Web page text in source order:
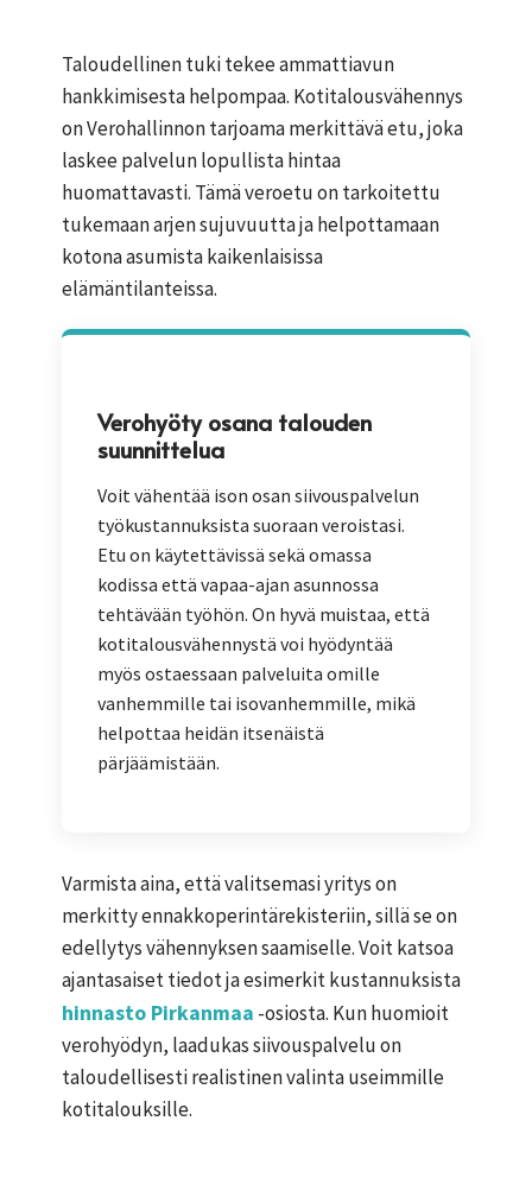
Taloudellinen tuki tekee ammattiavun
hankkimisesta helpompaa. Kotitalousvähennys
on Verohallinnon tarjoama merkittävä etu, joka
laskee palvelun lopullista hintaa
huomattavasti. Tämä veroetu on tarkoitettu
tukemaan arjen sujuvuutta ja helpottamaan
kotona asumista kaikenlaisissa
elämäntilanteissa.
Verohyöty osana talouden
suunnittelua
Voit vähentää ison osan siivouspalvelun
työkustannuksista suoraan veroistasi.
Etu on käytettävissä sekä omassa
kodissa että vapaa-ajan asunnossa
tehtävään työhön. On hyvä muistaa, että
kotitalousvähennystä voi hyödyntää
myös ostaessaan palveluita omille
vanhemmille tai isovanhemmille, mikä
helpottaa heidän itsenäistä
pärjäämistään.
Varmista aina, että valitsemasi yritys on
merkitty ennakkoperintärekisteriin, sillä se on
edellytys vähennyksen saamiselle. Voit katsoa
ajantasaiset tiedot ja esimerkit kustannuksista
hinnasto Pirkanmaa -osiosta. Kun huomioit
verohyödyn, laadukas siivouspalvelu on
taloudellisesti realistinen valinta useimmille
kotitalouksille.